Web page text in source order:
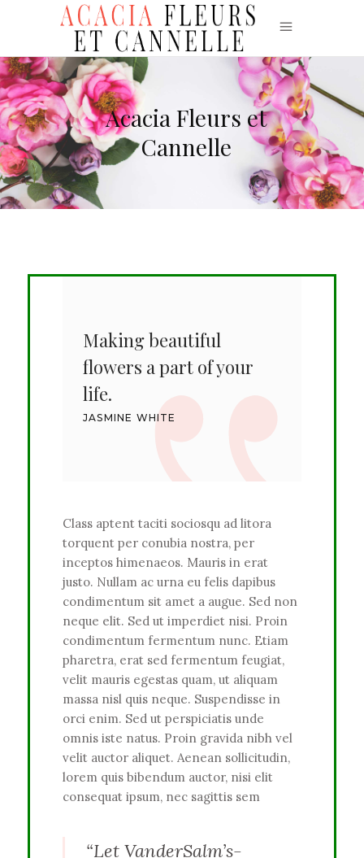
Acacia Fleurs et
Cannelle
Making beautiful
flowers a part of your
life.
JASMINE WHITE
Class aptent taciti sociosqu ad litora
torquent per conubia nostra, per
inceptos himenaeos. Mauris in erat
justo. Nullam ac urna eu felis dapibus
condimentum sit amet a augue. Sed non
neque elit. Sed ut imperdiet nisi. Proin
condimentum fermentum nunc. Etiam
pharetra, erat sed fermentum feugiat,
velit mauris egestas quam, ut aliquam
massa nisl quis neque. Suspendisse in
orci enim. Sed ut perspiciatis unde
omnis iste natus. Proin gravida nibh vel
velit auctor aliquet. Aenean sollicitudin,
lorem quis bibendum auctor, nisi elit
consequat ipsum, nec sagittis sem
“Let VanderSalm’s-